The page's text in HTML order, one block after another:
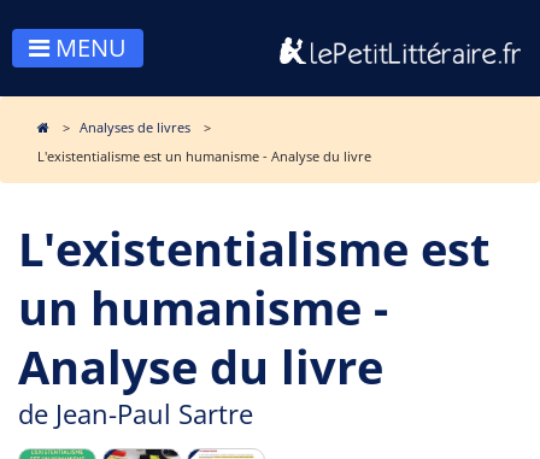
MENU
Analyses de livres
L'existentialisme est un humanisme - Analyse du livre
L'existentialisme est
un humanisme -
Analyse du livre
de Jean-Paul Sartre